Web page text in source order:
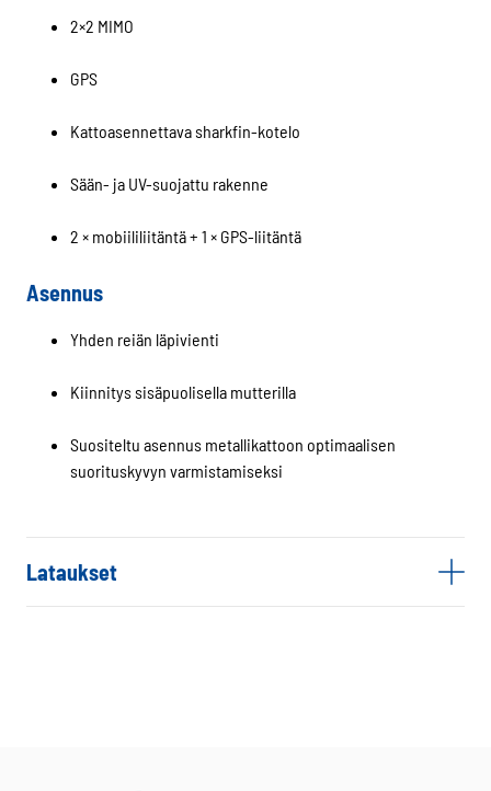
2×2 MIMO
GPS
Kattoasennettava sharkfin-kotelo
Sään- ja UV-suojattu rakenne
2 × mobiililiitäntä + 1 × GPS-liitäntä
Asennus
Yhden reiän läpivienti
Kiinnitys sisäpuolisella mutterilla
Suositeltu asennus metallikattoon optimaalisen
suorituskyvyn varmistamiseksi
Lataukset